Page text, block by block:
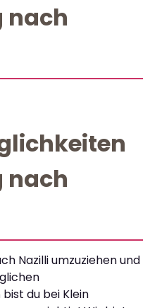
nach
nach
Nazilli umzuziehen und
du bei Klein